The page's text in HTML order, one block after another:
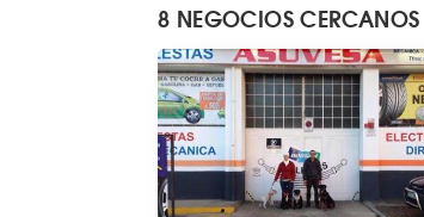
8 NEGOCIOS CERCANOS